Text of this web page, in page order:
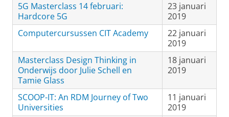
5G Masterclass 14 februari:
Hardcore 5G
23 januari
2019
Computercursussen CIT Academy
22 januari
2019
Masterclass Design Thinking in
Onderwijs door Julie Schell en
Tamie Glass
18 januari
2019
SCOOP-IT: An RDM Journey of Two
Universities
11 januari
2019